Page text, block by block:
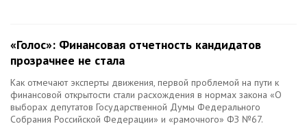
«Голос»: Финансовая отчетность кандидатов
прозрачнее не стала
Как отмечают эксперты движения, первой проблемой на пути к
финансовой открытости стали расхождения в нормах закона «О
выборах депутатов Государственной Думы Федерального
Собрания Российской Федерации» и «рамочного» ФЗ №67.